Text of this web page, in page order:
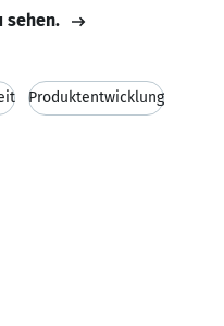
sehen.
Produktentwicklung